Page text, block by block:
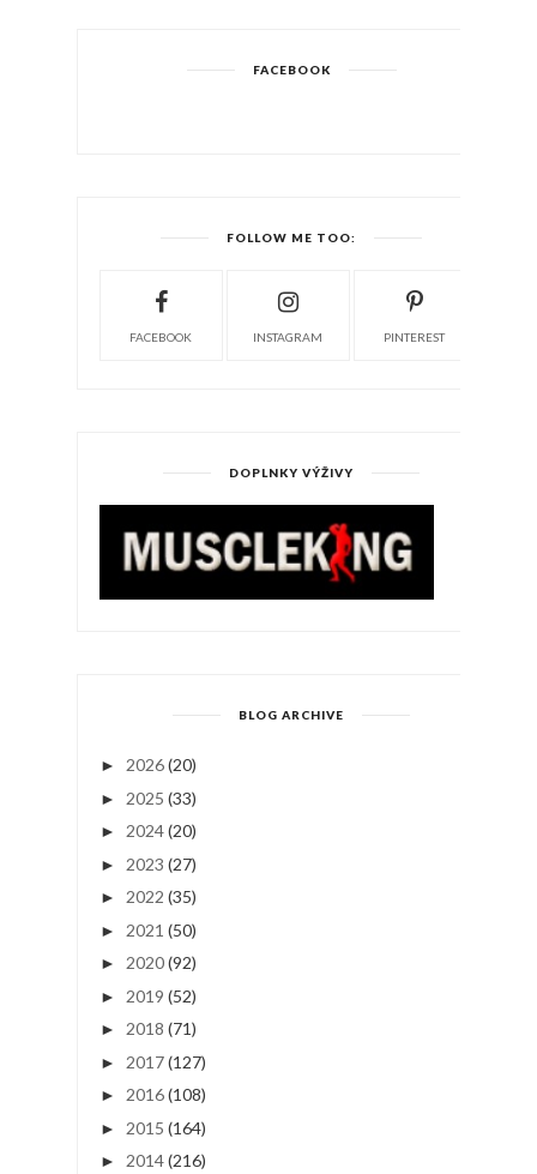
FACEBOOK
FOLLOW ME TOO:
FACEBOOK INSTAGRAM PINTEREST
DOPLNKY VÝŽIVY
BLOG ARCHIVE
► 2026(20)
► 2025 (33)
► 2024(20)
► 2023 (27)
► 2022 (35)
► 2021 (50)
► 2020(92)
► 2019 (52)
► 2018 (71)
► 2017(127)
► 2016(108)
► 2015 (164)
► 2014(216)